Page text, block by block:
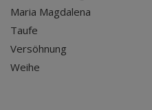
Maria Magdalena
Taufe
Versöhnung
Weihe